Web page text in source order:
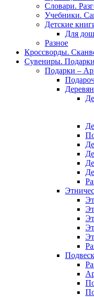
Словари.
Учебники.
Детские
Для
Разное
Кроссворды.
Сувениры. Подарки
Подарки –